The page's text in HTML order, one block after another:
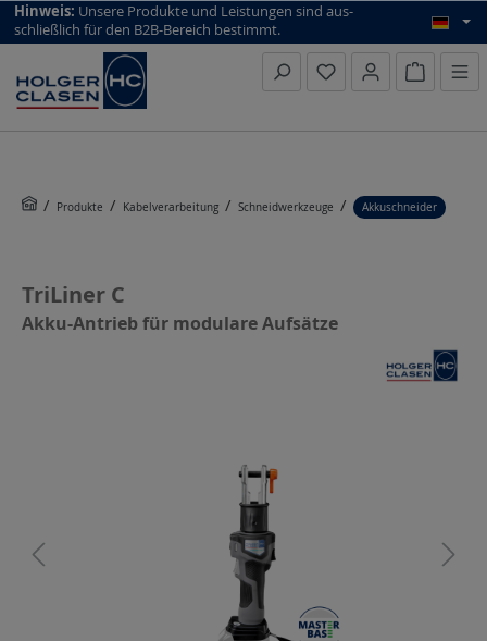
top scroll helper
Hinweis: Unsere Produkte und Leistungen sind aus­
schließlich für den B2B-Bereich bestimmt.
Produkte Kabelverarbeitung Schneidwerkzeuge Akkuschneider
TriLiner C
Akku-Antrieb für modulare Aufsätze